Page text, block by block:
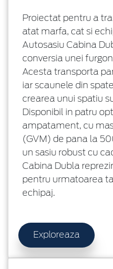
Proiectat pentru a
atat marfa, cat si
Autosasiu Cabina
conversia unei
Acesta transporta
iar scaunele din
crearea unui spatiu
Disponibil in patru
ampatament, cu
(GVM) de pana la
un sasiu robust cu
Cabina Dubla
pentru urmatoarea
echipaj.
Exploreaza